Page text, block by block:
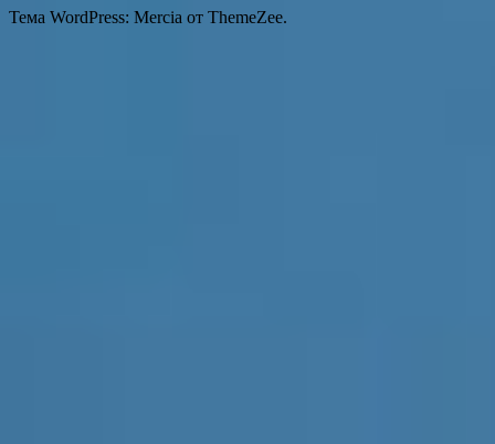
Тема WordPress: Mercia от ThemeZee.